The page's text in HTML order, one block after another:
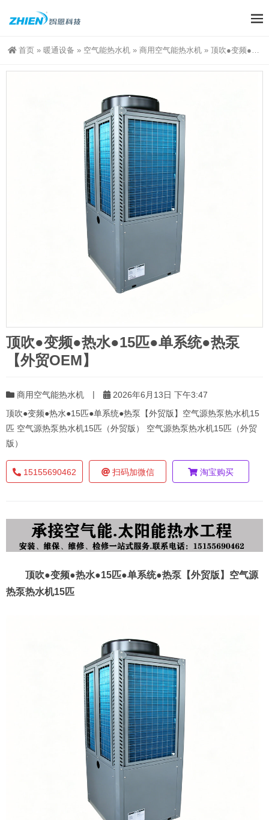
首页 » 暖通设备 » 空气能热水机 » 商用空气能热水机 » 顶吹●变频●热水●15匹●单系统●热泵【外贸OEM】
顶吹●变频●热水●15匹●单系统●热泵
【外贸OEM】
商用空气能热水机 |
2026年6月13日 下午3:47
顶吹●变频●热水●15匹●单系统●热泵【外贸版】空气源热泵热水机15
匹 空气源热泵热水机15匹（外贸版） 空气源热泵热水机15匹（外贸
版）
15155690462 扫码加微信 淘宝购买
顶吹●变频●热水●15匹●单系统●热泵【外贸版】空气源
热泵热水机15匹